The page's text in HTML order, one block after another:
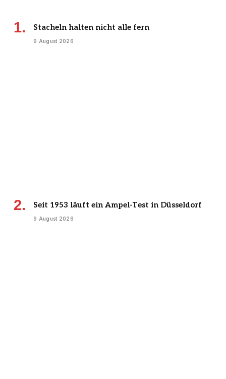
Stacheln halten nicht alle fern
9 August 2026
Seit 1953 läuft ein Ampel-Test in Düsseldorf
9 August 2026